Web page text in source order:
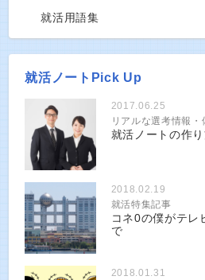
就活用語集
就活ノートPick Up
2017.06.25
リアルな選考情報・
就活ノートの作
2018.02.19
就活特集記事
コネ0の僕がテレ
で
2018.01.31